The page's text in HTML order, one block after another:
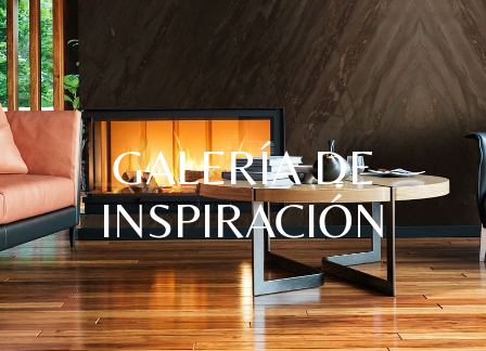
GALERÍA DE
INSPIRACIÓN